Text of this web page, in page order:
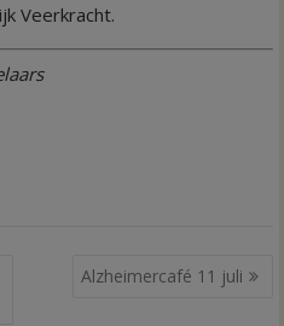
Veerkracht.
Alzheimercafé 11 juli